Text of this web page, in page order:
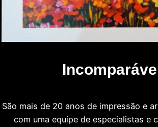
São mais de 20 anos de impressão e
com uma equipe de especialistas e